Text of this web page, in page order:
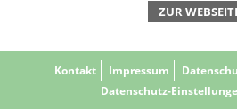
ZUR
Kontakt Impressum
Datenschutz-